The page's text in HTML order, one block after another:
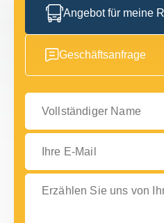
Angebot für meine
Geschäftsanfrage
Vollständiger Name
Ihre E-Mail
Erzählen Sie uns von Ihren